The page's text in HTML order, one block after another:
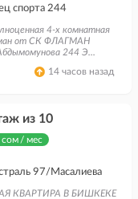
спорта 244
4-х комнатная
от СК ФЛАГМАН
244 Э...
14 часов назад
из 10
/ мес
97/Масалиева
КВАРТИРА В БИШКЕКЕ